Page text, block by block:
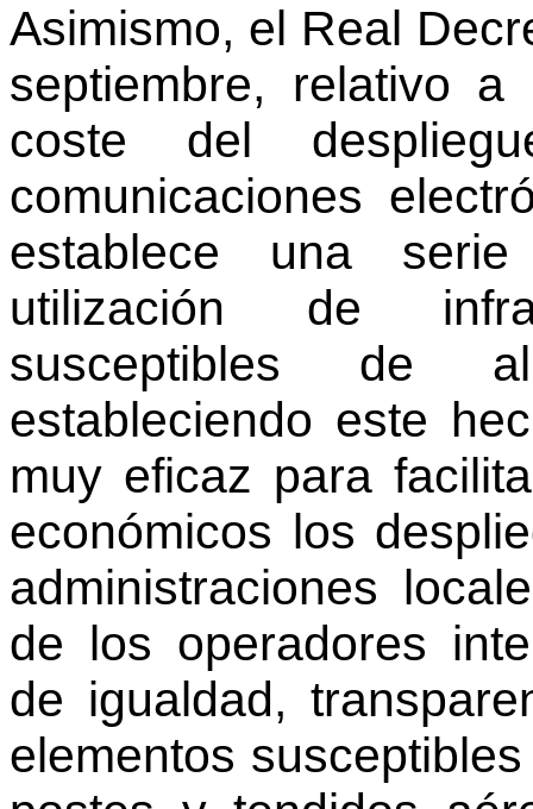
Asimismo, el Real
septiembre, relativo
coste del
comunicaciones
establece una
utilización de
susceptibles de
estableciendo este
muy eficaz para
económicos los
administraciones
de los operadores
de igualdad,
elementos